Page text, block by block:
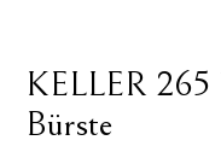
KELLER
Bürste